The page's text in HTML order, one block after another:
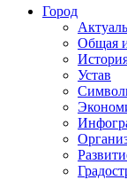
Город
Общая
Устав